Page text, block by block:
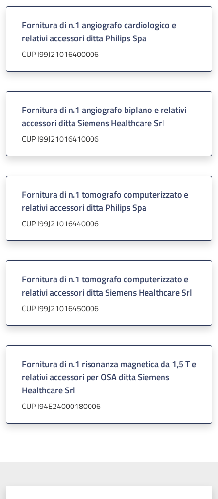
Fornitura di n.1 angiografo cardiologico e
relativi accessori ditta Philips Spa
CUP I99J21016400006
Fornitura di n.1 angiografo biplano e relativi
accessori ditta Siemens Healthcare Srl
CUP I99J21016410006
Fornitura di n.1 tomografo computerizzato e
relativi accessori ditta Philips Spa
CUP I99J21016440006
Fornitura di n.1 tomografo computerizzato e
relativi accessori ditta Siemens Healthcare Srl
CUP I99J21016450006
Fornitura di n.1 risonanza magnetica da 1,5 T e
relativi accessori per OSA ditta Siemens
Healthcare Srl
CUP I94E24000180006